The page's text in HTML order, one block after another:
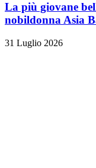
La più giovane
nobildonna Asia
31 Luglio 2026